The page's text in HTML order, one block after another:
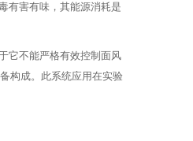
害有味，其能源消耗是
它不能严格有效控制面风
成。此系统应用在实验